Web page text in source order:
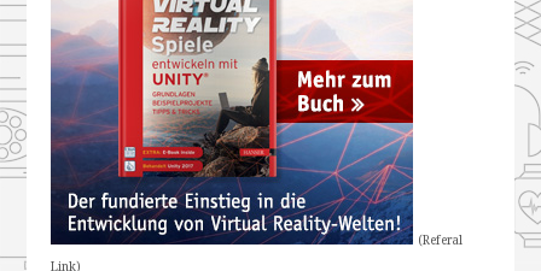
(Referal
Link)